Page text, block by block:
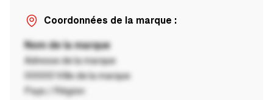
Coordonnées de la marque :
Nom de la marque
Adresse de la marque
00000 Ville de la marque
Pays / Région